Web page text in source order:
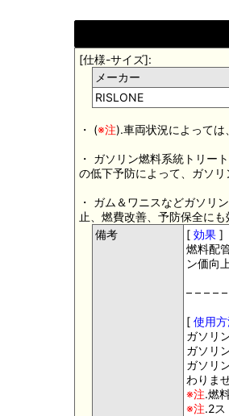
[仕様-サイズ]:
メーカー
RISLONE
・ (※注).車両状況によっては
・ ガソリン燃料系統トリー
の低下予防によって、ガソリ
・ ガム＆ワニスなどガソリ
止、燃費改善、予防保全にも
備考
[ 効果 ]
燃料配
ン価向
– – – – –
[ 使用
ガソリ
ガソリ
ガソリ
わりま
※注.燃
※注.2ス